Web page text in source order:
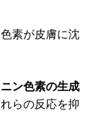
素が皮膚に沈
ニン色素の生成
らの反応を抑